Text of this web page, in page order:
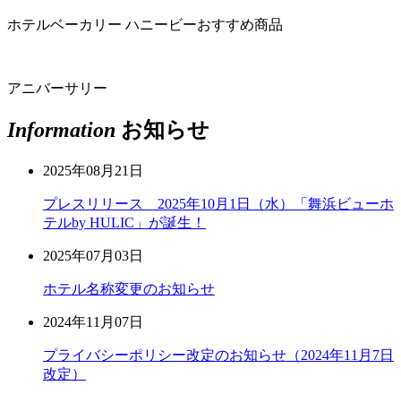
ホテルベーカリー ハニービーおすすめ商品
アニバーサリー
Information お知らせ
2025年08月21日
プレスリリース 2025年10月1日（水）「舞浜ビューホ
テルby HULIC」が誕生！
2025年07月03日
ホテル名称変更のお知らせ
2024年11月07日
プライバシーポリシー改定のお知らせ（2024年11月7日
改定）